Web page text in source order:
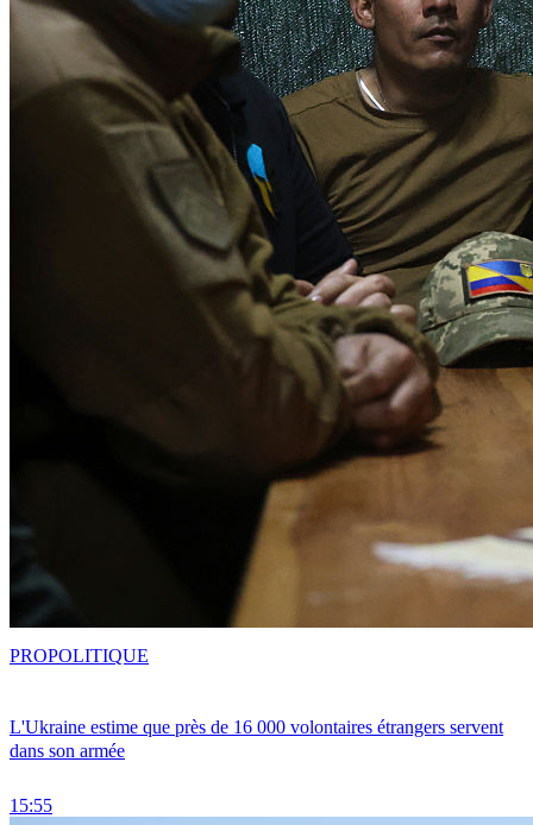
L'Ukraine estime que près de 16 000 volontaires étrangers servent
dans son armée
15:55
PROPOLITIQUE